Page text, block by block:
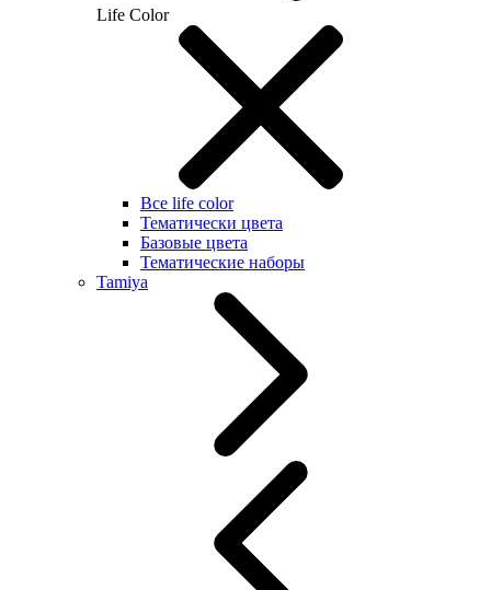
Life Color
Все life color
Тематически цвета
Базовые цвета
Тематические наборы
Tamiya